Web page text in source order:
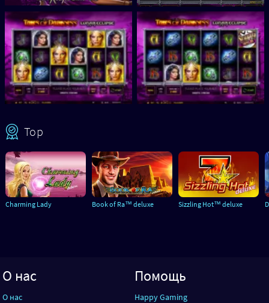
Top
Charming Lady Book of Ra™ deluxe Sizzling Hot™ deluxe
О нас
О нас
Помощь
Happy Gaming